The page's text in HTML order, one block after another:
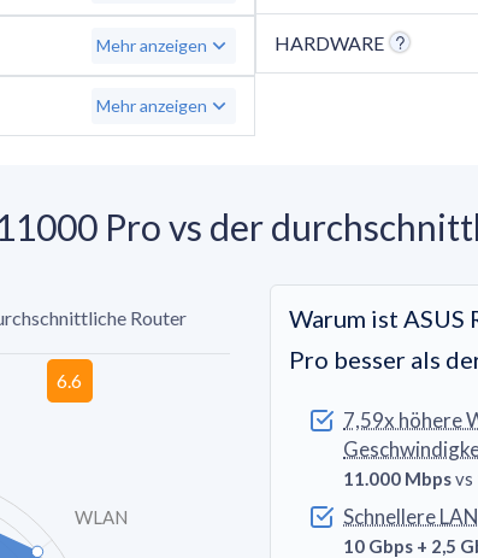
Mehr anzeigen
Mehr anzeigen
HARDWARE
Pro vs der
Router
WLAN
Warum ist ASUS
Pro besser als
7,59x höhere
11.000 Mbpsvs
Schnellere
10 Gbps + 2,5